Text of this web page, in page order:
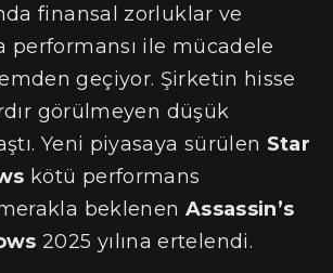
finansal zorluklar ve
performansı ile mücadele
geçiyor. Şirketin hisse
görülmeyen düşük
Yeni piyasaya sürülen Star
kötü performans
beklenen Assassin’s
2025 yılına ertelendi​.